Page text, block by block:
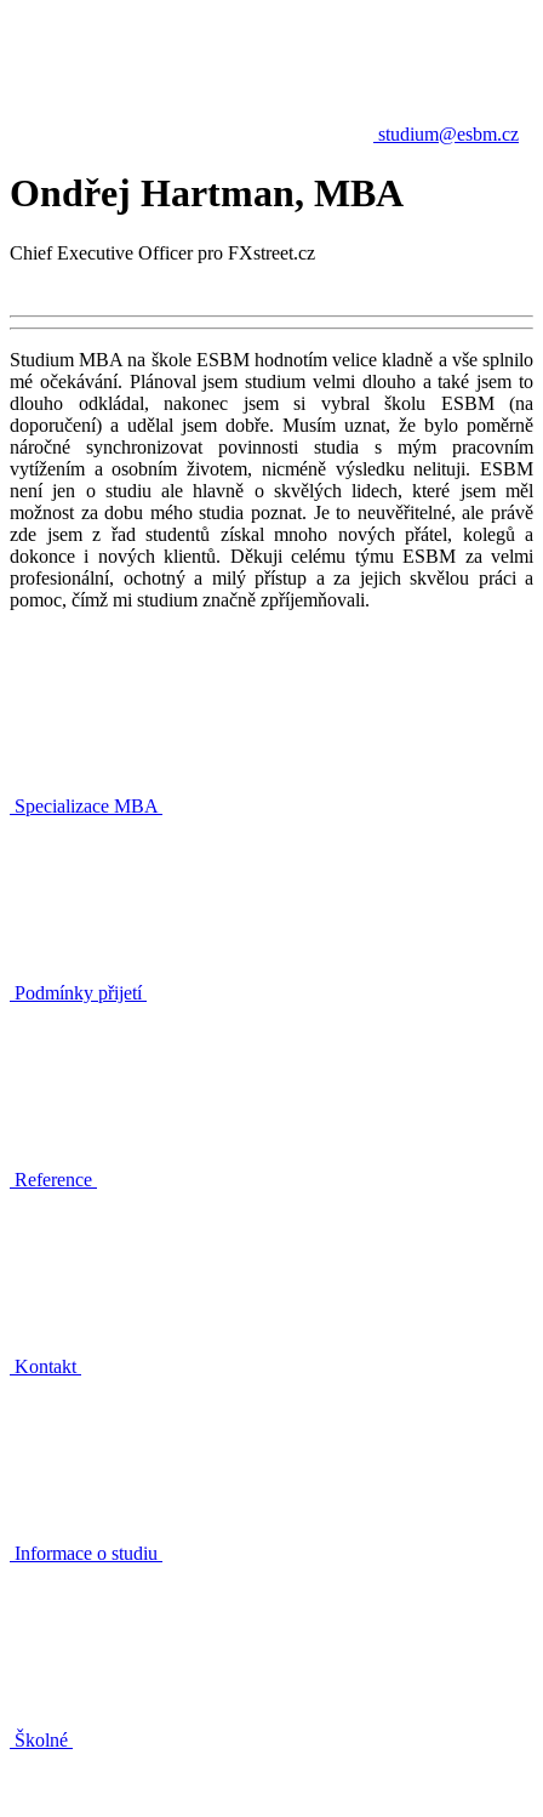
studium@esbm.cz
Ondřej Hartman, MBA
Chief Executive Officer pro FXstreet.cz
Studium MBA na škole ESBM hodnotím velice kladně a vše splnilo
mé očekávání. Plánoval jsem studium velmi dlouho a také jsem to
dlouho odkládal, nakonec jsem si vybral školu ESBM (na
doporučení) a udělal jsem dobře. Musím uznat, že bylo poměrně
náročné synchronizovat povinnosti studia s mým pracovním
vytížením a osobním životem, nicméně výsledku nelituji. ESBM
není jen o studiu ale hlavně o skvělých lidech, které jsem měl
možnost za dobu mého studia poznat. Je to neuvěřitelné, ale právě
zde jsem z řad studentů získal mnoho nových přátel, kolegů a
dokonce i nových klientů. Děkuji celému týmu ESBM za velmi
profesionální, ochotný a milý přístup a za jejich skvělou práci a
pomoc, čímž mi studium značně zpříjemňovali.
Specializace MBA
Podmínky přijetí
Reference
Kontakt
Informace o studiu
Školné